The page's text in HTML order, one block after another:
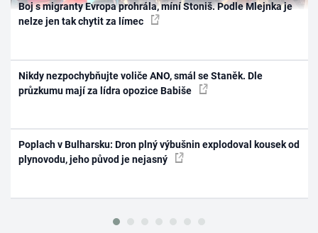
Boj s migranty Evropa prohrála, míní Stoniš. Podle Mlejnka je
nelze jen tak chytit za límec
Nikdy nezpochybňujte voliče ANO, smál se Staněk. Dle
průzkumu mají za lídra opozice Babiše
Poplach v Bulharsku: Dron plný výbušnin explodoval kousek od
plynovodu, jeho původ je nejasný